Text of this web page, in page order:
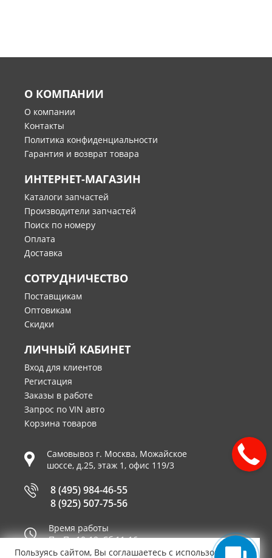
О КОМПАНИИ
О компании
Контакты
Политика конфиденциальности
Гарантия и возврат товара
ИНТЕРНЕТ-МАГАЗИН
Каталоги запчастей
Производители запчастей
Поиск по номеру
Оплата
Доставка
СОТРУДНИЧЕСТВО
Поставщикам
Оптовикам
Скидки
ЛИЧНЫЙ КАБИНЕТ
Вход для клиентов
Регистация
Заказы в работе
Запрос по VIN авто
Корзина товаров
Самовывоз г. Москва, Можайское
шоссе, д.25, этаж 1, офис 119/3
8 (495) 984-46-55
8 (925) 507-75-56
Время работы
Пн-Пт 10-19, Сб 11-16
Пользуясь сайтом, Вы соглашаетесь с использованием